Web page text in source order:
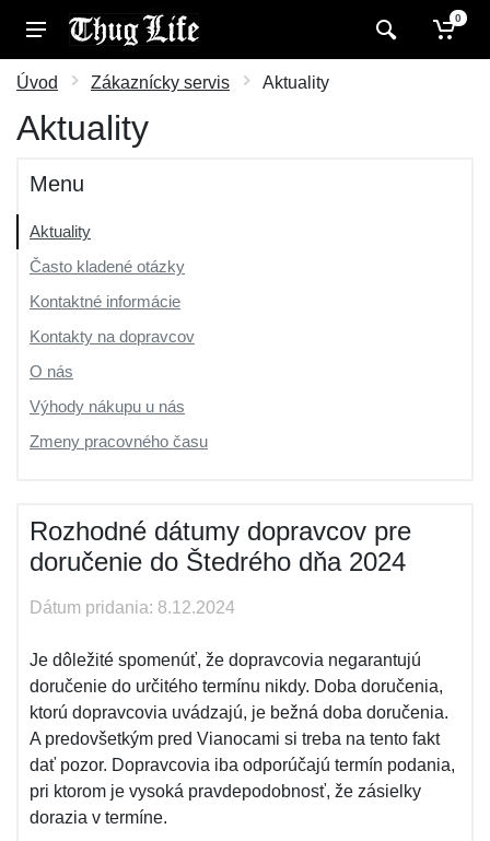
0
Úvod Zákaznícky servis Aktuality
Aktuality
Menu
Aktuality
Často kladené otázky
Kontaktné informácie
Kontakty na dopravcov
O nás
Výhody nákupu u nás
Zmeny pracovného času
Rozhodné dátumy dopravcov pre
doručenie do Štedrého dňa 2024
Dátum pridania: 8.12.2024
Je dôležité spomenúť, že dopravcovia negarantujú
doručenie do určitého termínu nikdy. Doba doručenia,
ktorú dopravcovia uvádzajú, je bežná doba doručenia.
A predovšetkým pred Vianocami si treba na tento fakt
dať pozor. Dopravcovia iba odporúčajú termín podania,
pri ktorom je vysoká pravdepodobnosť, že zásielky
dorazia v termíne.